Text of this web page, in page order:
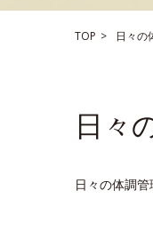
TOP 日々の
日々
日々の体調